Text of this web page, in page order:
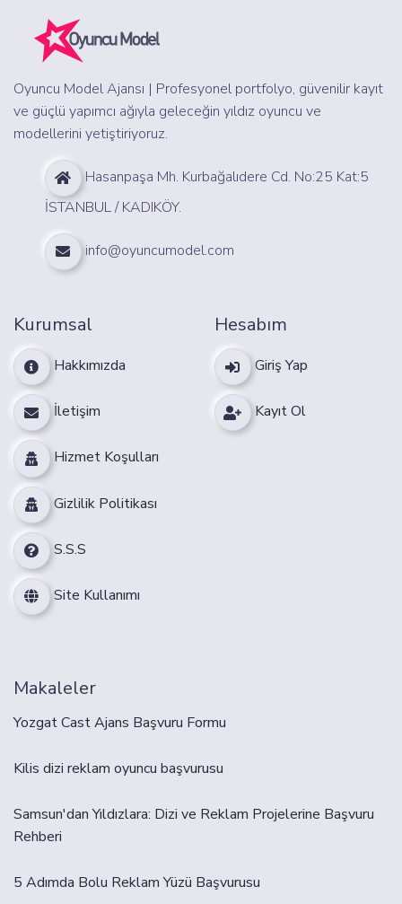
Oyuncu Model Ajansı | Profesyonel portfolyo, güvenilir kayıt
ve güçlü yapımcı ağıyla geleceğin yıldız oyuncu ve
modellerini yetiştiriyoruz.
Hasanpaşa Mh. Kurbağalıdere Cd. No:25 Kat:5
İSTANBUL / KADIKÖY.
info@oyuncumodel.com
Kurumsal
Hakkımızda
İletişim
Hizmet Koşulları
Gizlilik Politikası
S.S.S
Site Kullanımı
Hesabım
Giriş Yap
Kayıt Ol
Makaleler
Yozgat Cast Ajans Başvuru Formu
Kilis dizi reklam oyuncu başvurusu
Samsun'dan Yıldızlara: Dizi ve Reklam Projelerine Başvuru
Rehberi
5 Adımda Bolu Reklam Yüzü Başvurusu